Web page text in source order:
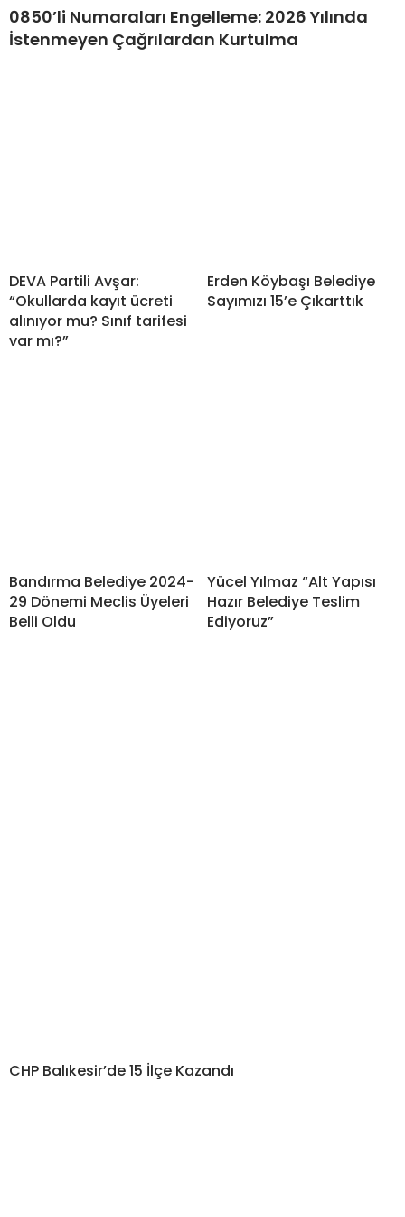
0850’li Numaraları Engelleme: 2026 Yılında
İstenmeyen Çağrılardan Kurtulma
DEVA Partili Avşar:
“Okullarda kayıt ücreti
alınıyor mu? Sınıf tarifesi
var mı?”
Erden Köybaşı Belediye
Sayımızı 15’e Çıkarttık
Bandırma Belediye 2024-
29 Dönemi Meclis Üyeleri
Belli Oldu
Yücel Yılmaz “Alt Yapısı
Hazır Belediye Teslim
Ediyoruz”
CHP Balıkesir’de 15 İlçe Kazandı